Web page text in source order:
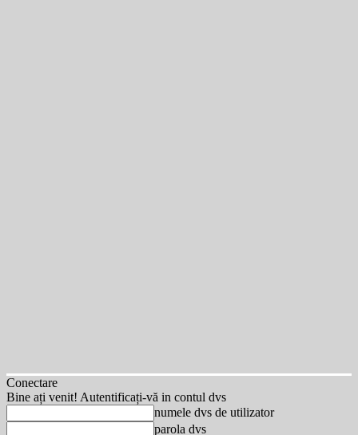
Conectare
Bine ați venit! Autentificați-vă in contul dvs
numele dvs de utilizator
parola dvs